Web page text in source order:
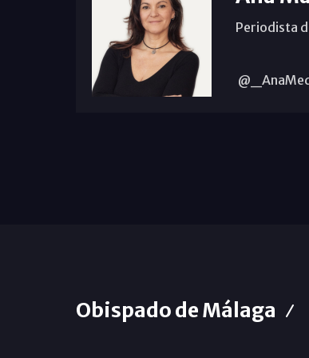
Periodista
Obispado de Málaga